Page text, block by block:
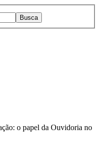
Busca
o papel da Ouvidoria no